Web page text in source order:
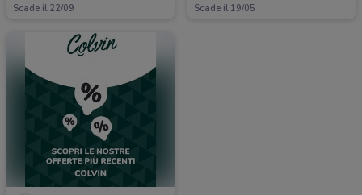
Scade il 22/09 Scade il 19/05